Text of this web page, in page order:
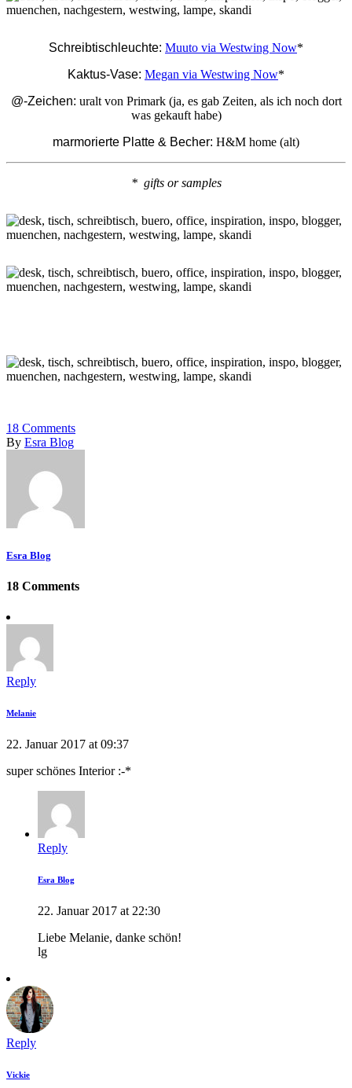
Schreibtischleuchte: Muuto via Westwing Now*
Kaktus-Vase: Megan via Westwing Now*
@-Zeichen: uralt von Primark (ja, es gab Zeiten, als ich noch dort
was gekauft habe)
marmorierte Platte & Becher: H&M home (alt)
* gifts or samples
18 Comments
By Esra Blog
Esra Blog
18 Comments
Reply
Melanie
22. Januar 2017 at 09:37
super schönes Interior :-*
Reply
Esra Blog
22. Januar 2017 at 22:30
Liebe Melanie, danke schön!
lg
Reply
Vickie